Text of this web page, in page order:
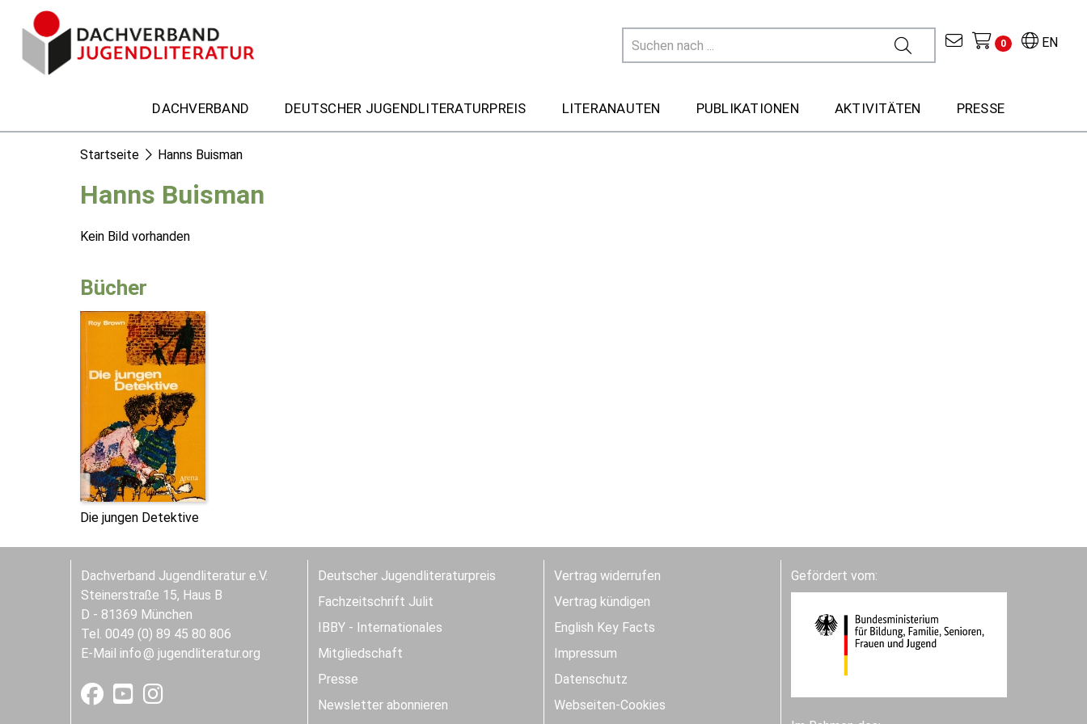
EN
0
DACHVERBAND DEUTSCHER JUGENDLITERATURPREIS LITERANAUTEN PUBLIKATIONEN AKTIVITÄTEN PRESSE
Startseite Hanns Buisman
Hanns Buisman
Kein Bild vorhanden
Bücher
Die jungen Detektive
Dachverband Jugendliteratur e.V.
Steinerstraße 15, Haus B
D - 81369 München
Tel. 0049 (0) 89 45 80 806
E-Mail info jugendliteratur.org
Deutscher Jugendliteraturpreis
Fachzeitschrift Julit
IBBY - Internationales
Mitgliedschaft
Presse
Newsletter abonnieren
Vertrag widerrufen
Vertrag kündigen
English Key Facts
Impressum
Datenschutz
Webseiten-Cookies
Gefördert vom: